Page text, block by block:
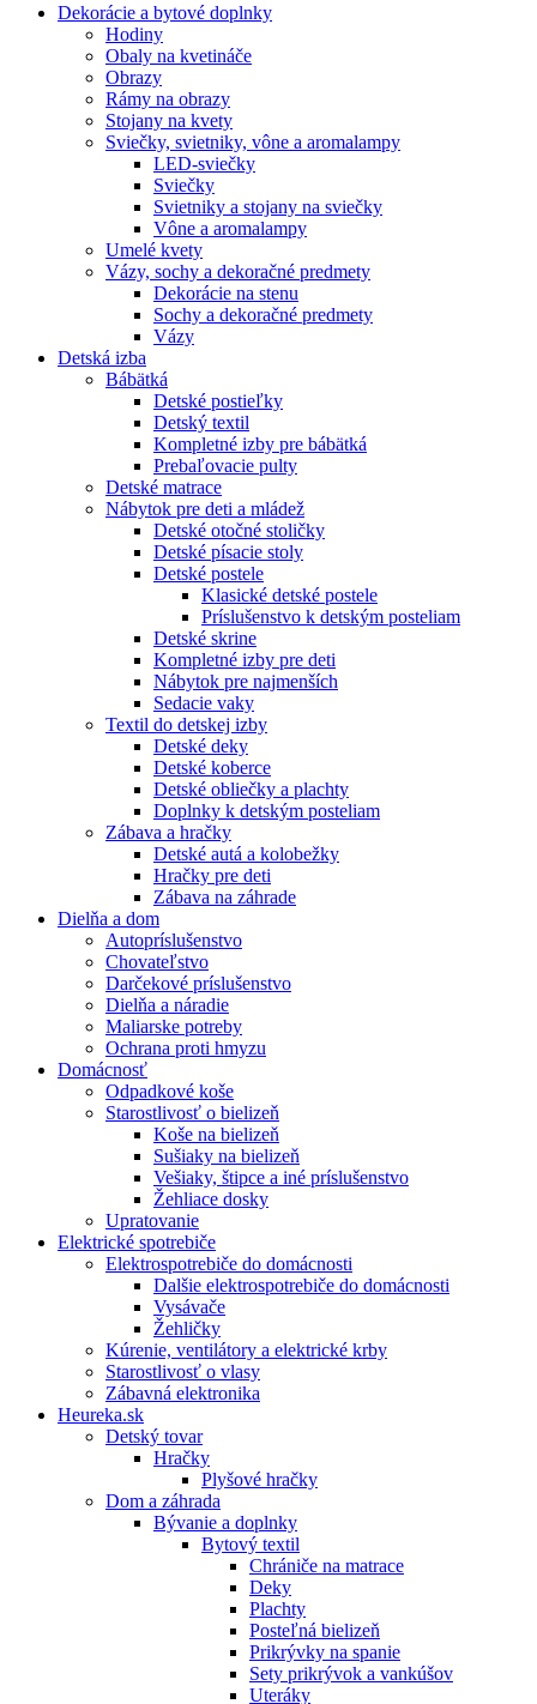
Dekorácie a bytové doplnky
Hodiny
Obaly na kvetináče
Obrazy
Rámy na obrazy
Stojany na kvety
Sviečky, svietniky, vône a aromalampy
LED-sviečky
Sviečky
Svietniky a stojany na sviečky
Vône a aromalampy
Umelé kvety
Vázy, sochy a dekoračné predmety
Dekorácie na stenu
Sochy a dekoračné predmety
Vázy
Detská izba
Bábätká
Detské postieľky
Detský textil
Kompletné izby pre bábätká
Prebaľovacie pulty
Detské matrace
Nábytok pre deti a mládež
Detské otočné stoličky
Detské písacie stoly
Detské postele
Klasické detské postele
Príslušenstvo k detským posteliam
Detské skrine
Kompletné izby pre deti
Nábytok pre najmenších
Sedacie vaky
Textil do detskej izby
Detské deky
Detské koberce
Detské obliečky a plachty
Doplnky k detským posteliam
Zábava a hračky
Detské autá a kolobežky
Hračky pre deti
Zábava na záhrade
Dielňa a dom
Autopríslušenstvo
Chovateľstvo
Darčekové príslušenstvo
Dielňa a náradie
Maliarske potreby
Ochrana proti hmyzu
Domácnosť
Odpadkové koše
Starostlivosť o bielizeň
Koše na bielizeň
Sušiaky na bielizeň
Vešiaky, štipce a iné príslušenstvo
Žehliace dosky
Upratovanie
Elektrické spotrebiče
Elektrospotrebiče do domácnosti
Dalšie elektrospotrebiče do domácnosti
Vysávače
Žehličky
Kúrenie, ventilátory a elektrické krby
Starostlivosť o vlasy
Zábavná elektronika
Heureka.sk
Detský tovar
Hračky
Plyšové hračky
Dom a záhrada
Bývanie a doplnky
Bytový textil
Chrániče na matrace
Deky
Plachty
Posteľná bielizeň
Prikrývky na spanie
Sety prikrývok a vankúšov
Uteráky